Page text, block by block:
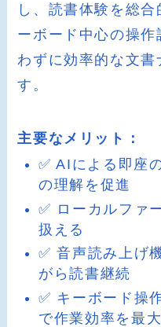
し、読書体験を総
ーボード中心の操
わずに効率的な文
す。
主要なメリット：
✅ AIによる即座
の理解を促進
✅ ローカルファ
扱える
✅ 音声読み上げ
がら読書継続
✅ キーボード操
で作業効率を最